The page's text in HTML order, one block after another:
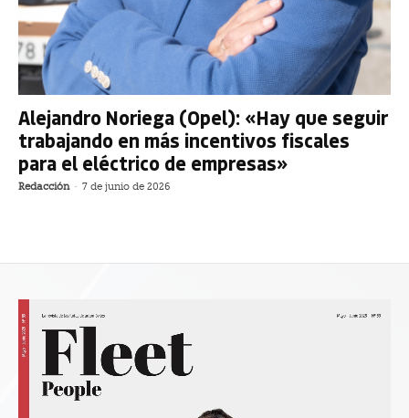
Alejandro Noriega (Opel): «Hay que seguir
trabajando en más incentivos fiscales
para el eléctrico de empresas»
Redacción - 7 de junio de 2026